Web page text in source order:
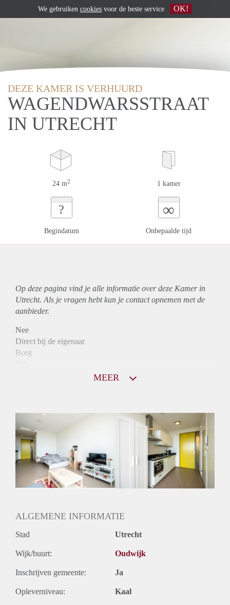
DEZE KAMER IS VERHUURD
WAGENDWARSSTRAAT
IN UTRECHT
24 m2 1 kamer
?
Begindatum
∞
Onbepaalde tijd
Op deze pagina vind je alle informatie over deze Kamer in
Utrecht. Als je vragen hebt kun je contact opnemen met de
aanbieder.
Nee
Direct bij de eigenaar
Borg
Inkomen eis
2,8 X Maandhuur Bruto
Huurtermijn
Onbepaalde termijn
Oplevering
Gestoffeerd
MEER
ALGEMENE INFORMATIE
Stad Utrecht
Wijk/buurt: Oudwijk
Inschrijven gemeente: Ja
Opleverniveau: Kaal
We gebruiken cookies voor de beste service OK!